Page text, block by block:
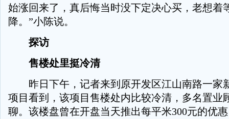
始涨回来了，真后悔当时没下定决心买，老想着
降。”小陈说。
探访
售楼处里挺冷清
昨日下午，记者来到原开发区江山南路一家
项目看到，该项目售楼处内比较冷清，多名置业
聊。该楼盘曾在开盘当天推出每平米300元的优